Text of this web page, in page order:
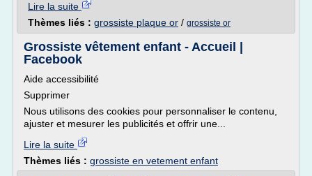
Lire la suite
Thèmes liés : grossiste plaque or / grossiste or
Grossiste vêtement enfant - Accueil |
Facebook
Aide accessibilité
Supprimer
Nous utilisons des cookies pour personnaliser le contenu,
ajuster et mesurer les publicités et offrir une...
Lire la suite
Thèmes liés : grossiste en vetement enfant